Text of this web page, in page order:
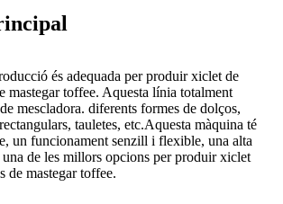
és adequada per produir xiclet de
mastegar toffee. Aquesta línia totalment
mescladora. diferents formes de dolços,
tauletes, etc.Aquesta màquina té
un funcionament senzill i flexible, una alta
de les millors opcions per produir xiclet
de mastegar toffee.